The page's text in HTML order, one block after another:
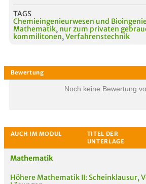
TAGS
Chemieingenieurwesen und
Mathematik, nur zum privaten
kommilitonen, Verfahrenstechnik
Noch keine Bewertung
Mathematik
Höhere Mathematik II: Scheinklausur,